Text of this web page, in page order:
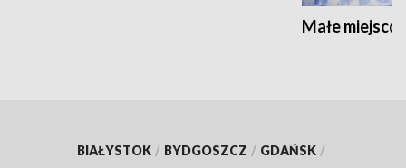
Małe
BIAŁYSTOK / BYDGOSZCZ / GDAŃSK /